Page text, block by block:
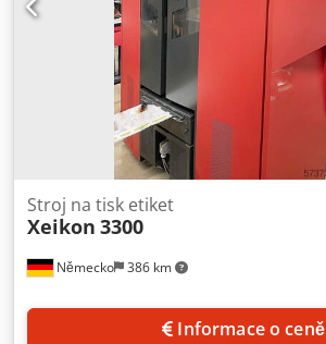
Německo 386 km
Stroj na tisk etiket
Xeikon 3300
Informace o ceně